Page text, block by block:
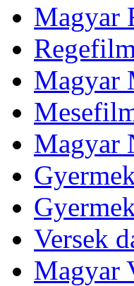
Magyar
Magyar
Magyar
Versek
Magyar